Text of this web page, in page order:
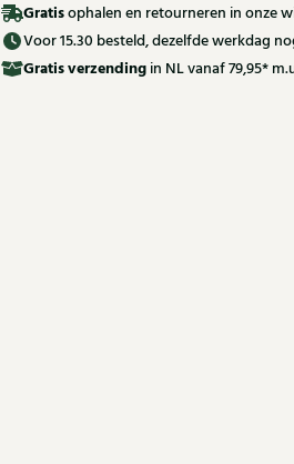
Gratisophalen en retourneren in onze
Voor 15.30 besteld, dezelfde werkdag
Gratisverzending in NL vanaf 79,95*